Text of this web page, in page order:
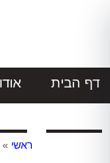
דף הבית
ראשי »